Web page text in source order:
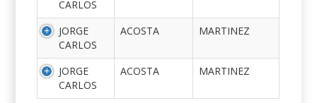
CARLOS
JORGE
CARLOS
ACOSTA MARTINEZ
JORGE
CARLOS
ACOSTA MARTINEZ